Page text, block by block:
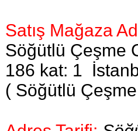
Satış Mağaza
Söğütlü Çeşme
186 kat: 1
( Söğütlü Çeşme